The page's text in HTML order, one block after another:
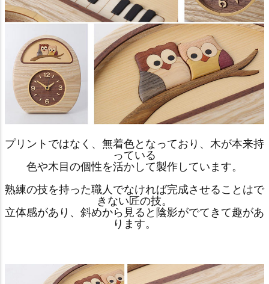
プリントではなく、無着色となっており、木が本来持
っている
色や木目の個性を活かして製作しています。
熟練の技を持った職人でなければ完成させることはで
きない匠の技。
立体感があり、斜めから見ると陰影がでてきて趣があ
ります。